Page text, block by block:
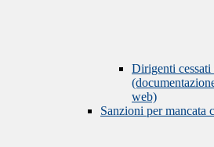
Dirigenti
web)
Sanzioni per mancata